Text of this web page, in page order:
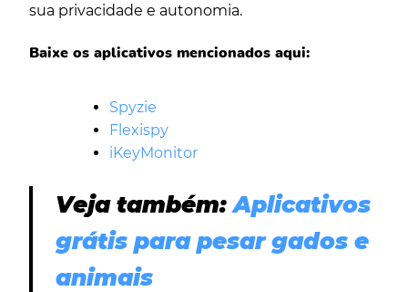
sua privacidade e autonomia.
Baixe os aplicativos mencionados aqui:
Spyzie
Flexispy
iKeyMonitor
Veja também: Aplicativos
grátis para pesar gados e
animais